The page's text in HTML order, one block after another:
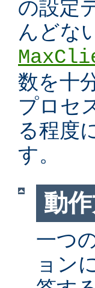
の設定
んどな
数を十
プロセ
る程度
す。
動
一つ
ョン